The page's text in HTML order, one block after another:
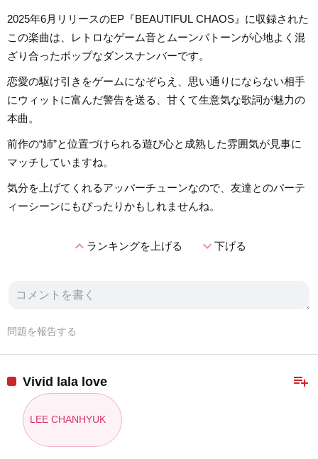
2025年6月リリースのEP『BEAUTIFUL CHAOS』に収録された
この楽曲は、レトロなゲーム音とムーンバトーンが心地よく混
ざり合ったポップなダンスナンバーです。
恋愛の駆け引きをゲームになぞらえ、思い通りにならない相手
にウィットに富んだ警告を送る、甘くて生意気な歌詞が魅力の
本曲。
前作の“姉”と位置づけられる遊び心と成熟した雰囲気が見事に
マッチしていますね。
気分を上げてくれるアッパーチューンなので、友達とのパーテ
ィーシーンにもぴったりかもしれませんね。
expand_lessランキングを上げる expand_more下げる
問題を報告する
playlist_add
Vivid lala love
LEE CHANHYUK